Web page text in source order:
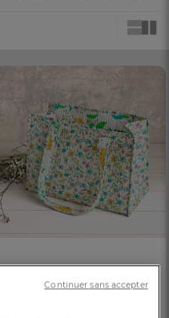
Petit Pan fleurs
Continuer sans accepter